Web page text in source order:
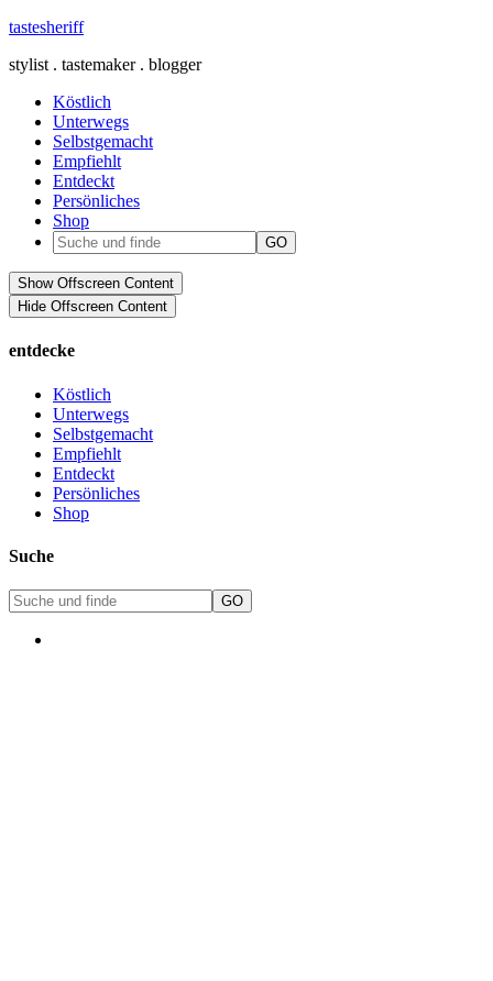
tastesheriff
stylist . tastemaker . blogger
Köstlich
Unterwegs
Selbstgemacht
Empfiehlt
Entdeckt
Persönliches
Shop
Show Offscreen Content
Hide Offscreen Content
entdecke
Köstlich
Unterwegs
Selbstgemacht
Empfiehlt
Entdeckt
Persönliches
Shop
Suche